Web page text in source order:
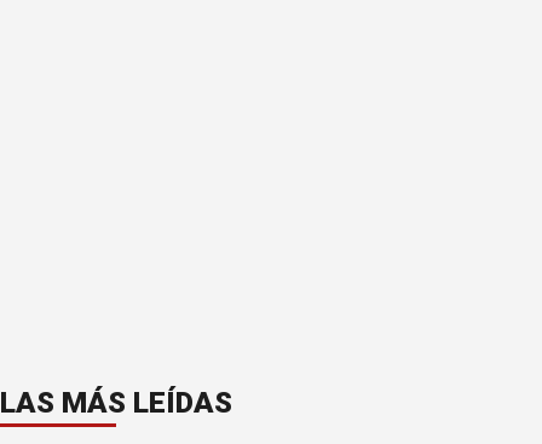
LAS MÁS LEÍDAS